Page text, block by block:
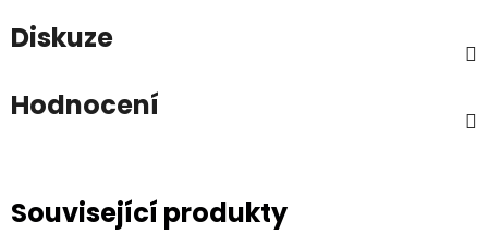
Diskuze
Hodnocení
Související produkty